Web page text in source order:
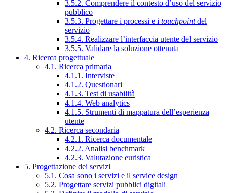
3.5.2. Comprendere il contesto d’uso del servizio
pubblico
3.5.3. Progettare i processi e i touchpointdel
servizio
3.5.4. Realizzare l’interfaccia utente del servizio
3.5.5. Validare la soluzione ottenuta
4. Ricerca progettuale
4.1. Ricerca primaria
4.1.1. Interviste
4.1.2. Questionari
4.1.3. Test di usabilità
4.1.4. Web analytics
4.1.5. Strumenti di mappatura dell’esperienza
utente
4.2. Ricerca secondaria
4.2.1. Ricerca documentale
4.2.2. Analisi benchmark
4.2.3. Valutazione euristica
5. Progettazione dei servizi
5.1. Cosa sono i servizi e il service design
5.2. Progettare servizi pubblici digitali